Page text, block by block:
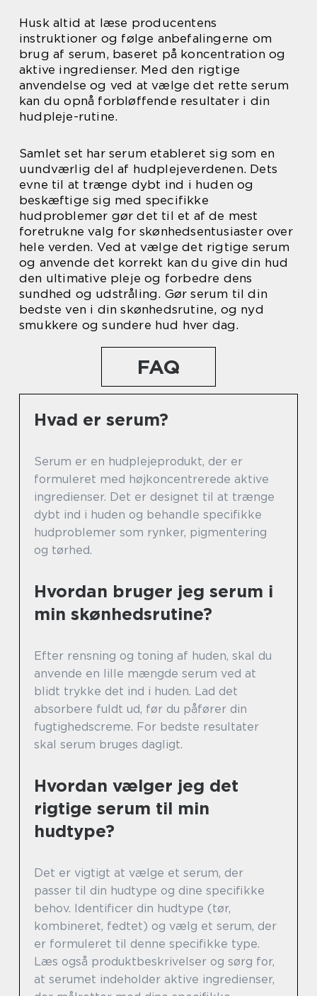
Husk altid at læse producentens
instruktioner og følge anbefalingerne om
brug af serum, baseret på koncentration og
aktive ingredienser. Med den rigtige
anvendelse og ved at vælge det rette serum
kan du opnå forbløffende resultater i din
hudpleje-rutine.
Samlet set har serum etableret sig som en
uundværlig del af hudplejeverdenen. Dets
evne til at trænge dybt ind i huden og
beskæftige sig med specifikke
hudproblemer gør det til et af de mest
foretrukne valg for skønhedsentusiaster over
hele verden. Ved at vælge det rigtige serum
og anvende det korrekt kan du give din hud
den ultimative pleje og forbedre dens
sundhed og udstråling. Gør serum til din
bedste ven i din skønhedsrutine, og nyd
smukkere og sundere hud hver dag.
FAQ
Hvad er serum?
Serum er en hudplejeprodukt, der er
formuleret med højkoncentrerede aktive
ingredienser. Det er designet til at trænge
dybt ind i huden og behandle specifikke
hudproblemer som rynker, pigmentering
og tørhed.
Hvordan bruger jeg serum i
min skønhedsrutine?
Efter rensning og toning af huden, skal du
anvende en lille mængde serum ved at
blidt trykke det ind i huden. Lad det
absorbere fuldt ud, før du påfører din
fugtighedscreme. For bedste resultater
skal serum bruges dagligt.
Hvordan vælger jeg det
rigtige serum til min
hudtype?
Det er vigtigt at vælge et serum, der
passer til din hudtype og dine specifikke
behov. Identificer din hudtype (tør,
kombineret, fedtet) og vælg et serum, der
er formuleret til denne specifikke type.
Læs også produktbeskrivelser og sørg for,
at serumet indeholder aktive ingredienser,